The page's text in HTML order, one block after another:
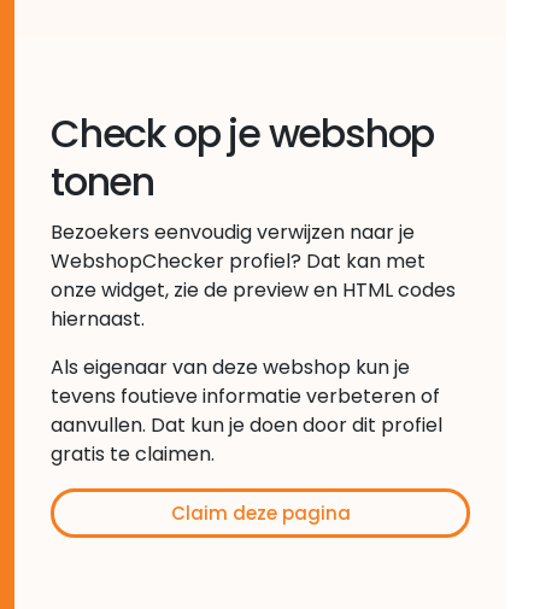
Check op je webshop
tonen
Bezoekers eenvoudig verwijzen naar je
WebshopChecker profiel? Dat kan met
onze widget, zie de preview en HTML codes
hiernaast.
Als eigenaar van deze webshop kun je
tevens foutieve informatie verbeteren of
aanvullen. Dat kun je doen door dit profiel
gratis te claimen.
Claim deze pagina